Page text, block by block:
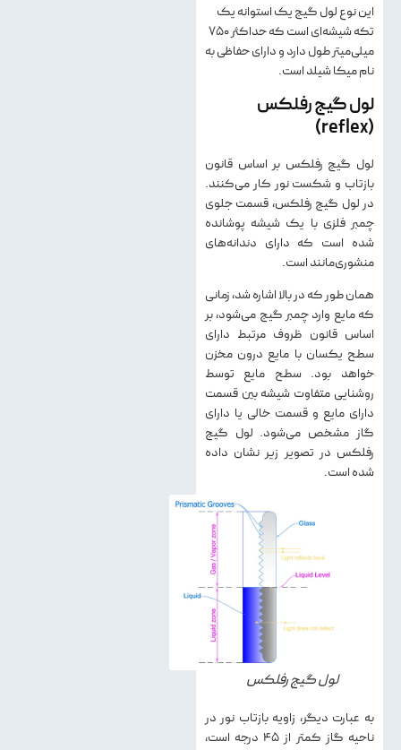
این نوع لول گیج یک استوانه یک
تکه شیشه‌ای است که حداکثر ۷۵۰
میلی‌میتر طول دارد و دارای حفاظی به
نام میکا شیلد است.
لول گیج رفلکس
(reflex)
لول گیج رفلکس بر اساس قانون
بازتاب و شکست نور کار می‌کنند.
در لول گیج رفلکس، قسمت جلوی
چمبر فلزی با یک شیشه پوشانده
شده است که دارای دندانه‌های
منشوری‌مانند است.
همان طور که در بالا اشاره شد، زمانی
که مایع وارد چمبر گیج می‌شود، بر
اساس قانون ظروف مرتبط دارای
سطح یکسان با مایع درون مخزن
خواهد بود. سطح مایع توسط
روشنایی متفاوت شیشه بین قسمت
دارای مایع و قسمت خالی یا دارای
گاز مشخص می‌شود. لول گیج
رفلکس در تصویر زیر نشان داده
شده است.
لول گیج رفلکس
به عبارت دیگر، زاویه بازتاب نور در
ناحیه گاز کمتر از ۴۵ درجه است،